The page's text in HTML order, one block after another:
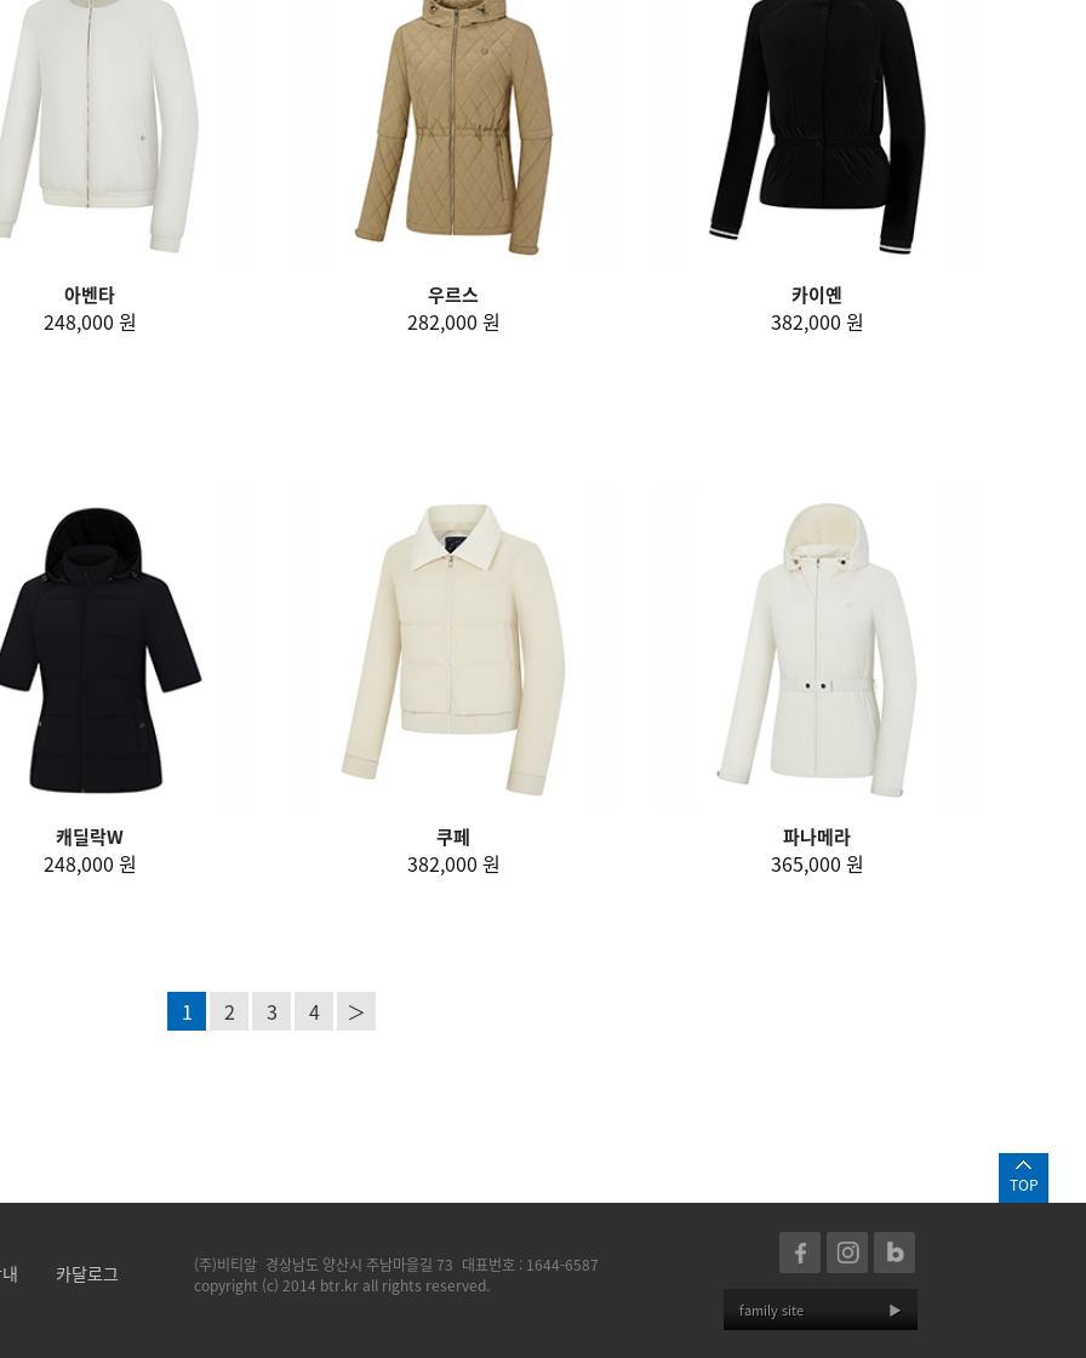
아벤타
248,000 원
우르스
282,000 원
카이옌
382,000 원
캐딜락W
248,000 원
쿠페
382,000 원
파나메라
365,000 원
1 2 3 4 ＞
TOP
카달로그 (주)비티알 경상남도 양산시 주남마을길 73 대표번호 : 1644-6587
copyright (c) 2014 btr.kr all rights reserved.
family site ▶